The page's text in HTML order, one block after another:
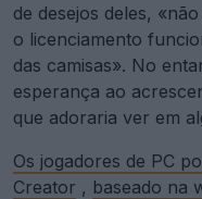
de desejos deles,
o licenciamento
das camisas». No
esperança ao
que adoraria ver em
Os jogadores de PC
Creator , baseado na